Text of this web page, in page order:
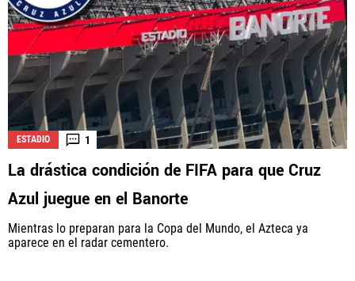
ESTADIO 1
La drástica condición de FIFA para que Cruz
Azul juegue en el Banorte
Mientras lo preparan para la Copa del Mundo, el Azteca ya
aparece en el radar cementero.